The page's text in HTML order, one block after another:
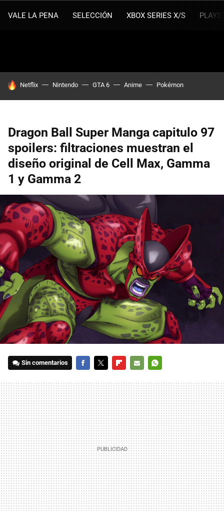
VALE LA PENA SELECCIÓN XBOX SERIES X/S
HOY SE HABLA DE
Netflix Nintendo GTA 6 Anime Pokémon
Dragon Ball Super Manga capitulo 97
spoilers: filtraciones muestran el
diseño original de Cell Max, Gamma
1 y Gamma 2
Sin comentarios
MAIL